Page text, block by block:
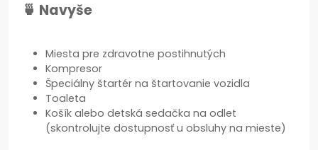
🍵 Navyše
Miesta pre zdravotne postihnutých
Kompresor
Špeciálny štartér na štartovanie vozidla
Toaleta
Košík alebo detská sedačka na odlet
(skontrolujte dostupnosť u obsluhy na mieste)